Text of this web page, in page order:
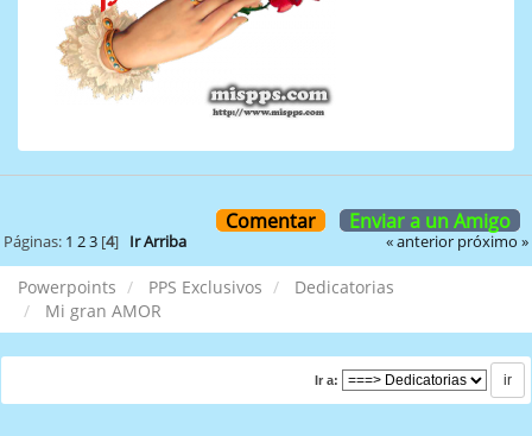
Comentar Enviar a un Amigo
Páginas: 1 2 3[4] Ir Arriba « anterior próximo »
Powerpoints PPS Exclusivos
Dedicatorias
Mi gran AMOR
Ir a: